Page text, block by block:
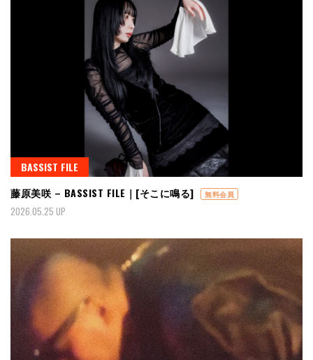
BASSIST FILE
藤原美咲 – BASSIST FILE｜[そこに鳴る]
無料会員
2026.05.25 UP